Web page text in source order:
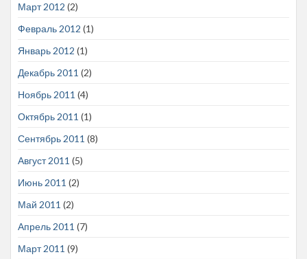
Март 2012 (2)
Февраль 2012 (1)
Январь 2012 (1)
Декабрь 2011 (2)
Ноябрь 2011 (4)
Октябрь 2011 (1)
Сентябрь 2011 (8)
Август 2011 (5)
Июнь 2011 (2)
Май 2011 (2)
Апрель 2011 (7)
Март 2011 (9)